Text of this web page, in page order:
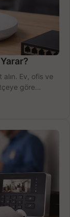
Ev, ofis ve
göre